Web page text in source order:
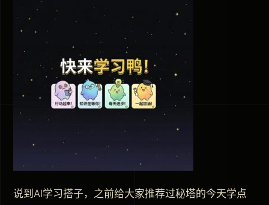
说到AI学习搭子，之前给大家推荐过秘塔的今天学点